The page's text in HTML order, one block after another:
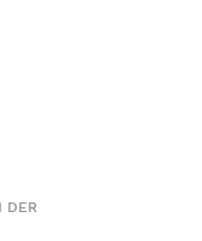
DER